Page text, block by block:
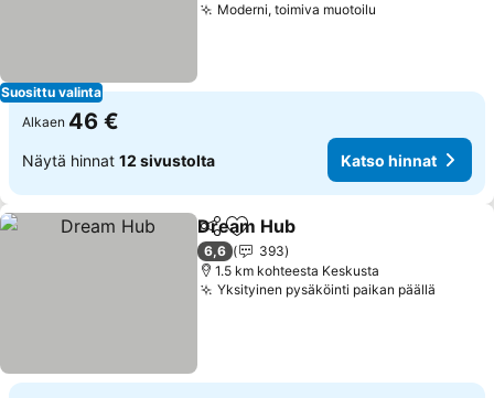
Suosittu valinta
Moderni, toimiva muotoilu
Alkaen 46 €
Näytä hinnat 12 sivustolta Katso hinnat
Jaa Lisää suosikkeihin
Dream Hub
6,6
393
1.5 km kohteesta Keskusta
Yksityinen pysäköinti paikan päällä